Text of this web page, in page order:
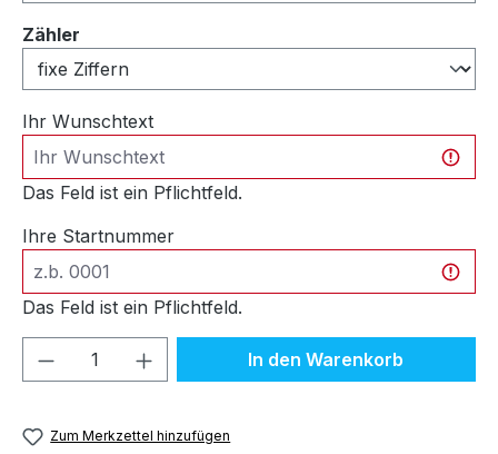
Zähler
Ihr Wunschtext
Das Feld ist ein Pflichtfeld.
Ihre Startnummer
Das Feld ist ein Pflichtfeld.
Produkt Anzahl: Gib denIn den Warenkorb
Zum Merkzettel hinzufügen